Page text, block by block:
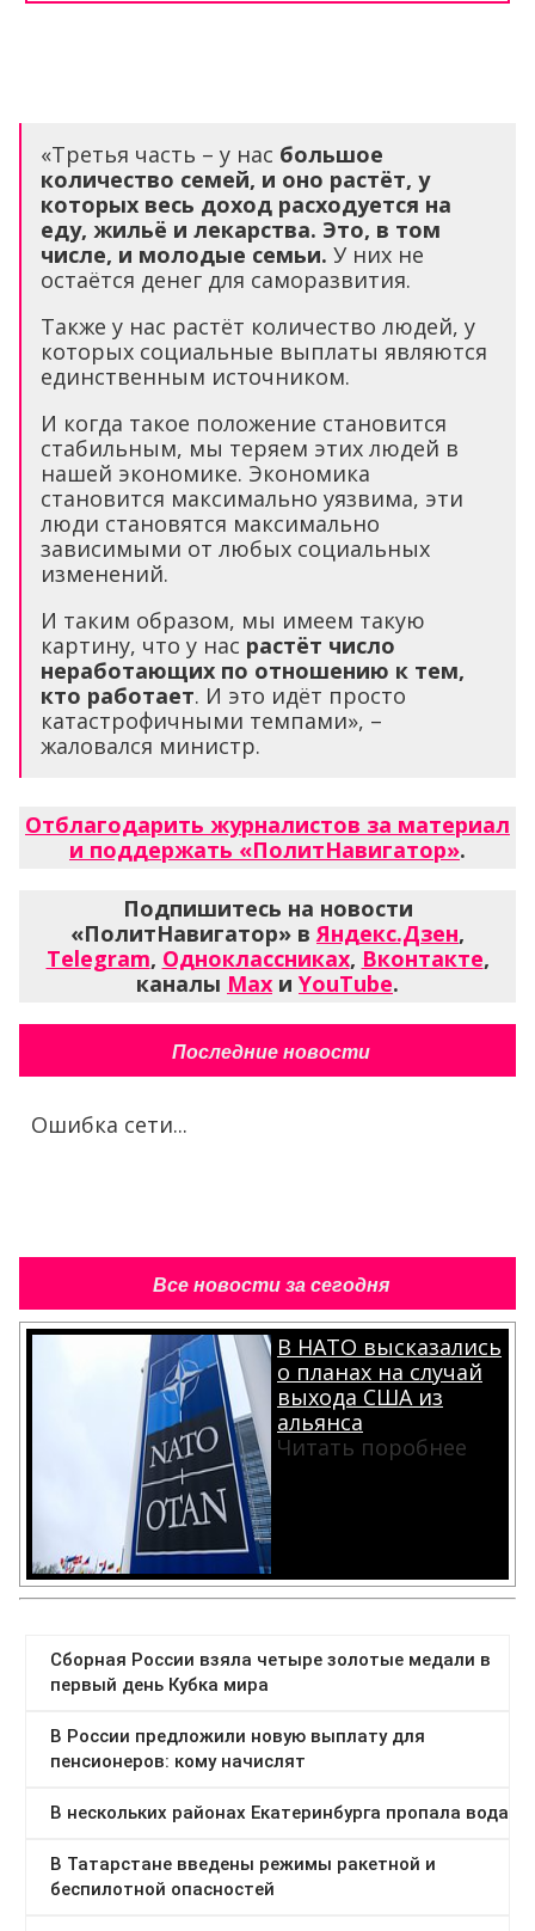
«Третья часть – у нас большое
количество семей, и оно растёт, у
которых весь доход расходуется на
еду, жильё и лекарства. Это, в том
числе, и молодые семьи. У них не
остаётся денег для саморазвития.
Также у нас растёт количество людей, у
которых социальные выплаты являются
единственным источником.
И когда такое положение становится
стабильным, мы теряем этих людей в
нашей экономике. Экономика
становится максимально уязвима, эти
люди становятся максимально
зависимыми от любых социальных
изменений.
И таким образом, мы имеем такую
картину, что у нас растёт число
неработающих по отношению к тем,
кто работает. И это идёт просто
катастрофичными темпами», –
жаловался министр.
Отблагодарить журналистов за материал
и поддержать «ПолитНавигатор».
Подпишитесь на новости
«ПолитНавигатор» вЯндекс.Дзен,
Telegram, Одноклассниках, Вконтакте,
каналы Max и YouTube.
Последние новости
Ошибка сети...
Все новости за сегодня
В НАТО высказались
о планах на случай
выхода США из
альянса
Читать поробнее